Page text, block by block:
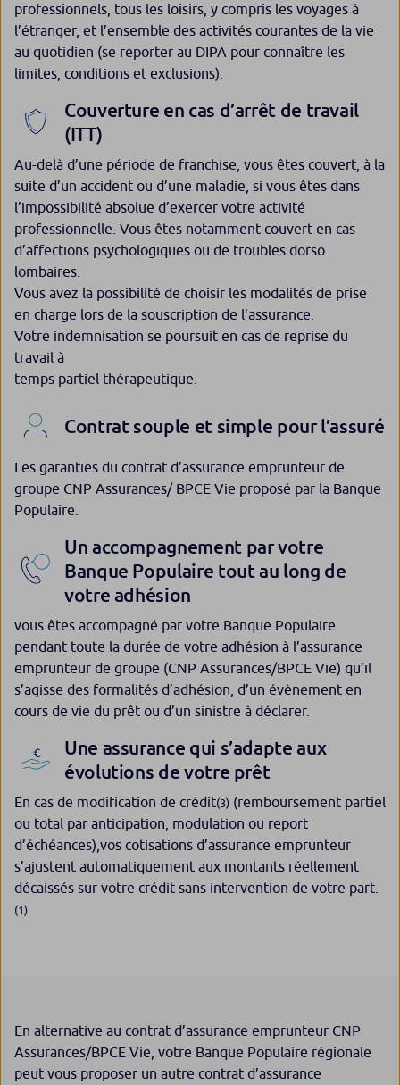
professionnels, tous les loisirs, y compris les voyages à
l’étranger, et l’ensemble des activités courantes de la vie
au quotidien (se reporter au DIPA pour connaître les
limites, conditions et exclusions).
Couverture en cas d’arrêt de travail
(ITT)
Au-delà d’une période de franchise, vous êtes couvert, à la
suite d’un accident ou d’une maladie, si vous êtes dans
l’impossibilité absolue d’exercer votre activité
professionnelle. Vous êtes notamment couvert en cas
d’affections psychologiques ou de troubles dorso
lombaires.
Vous avez la possibilité de choisir les modalités de prise
en charge lors de la souscription de l’assurance.
Votre indemnisation se poursuit en cas de reprise du
travail à
temps partiel thérapeutique.
Contrat souple et simple pour l’assuré
Les garanties du contrat d’assurance emprunteur de
groupe CNP Assurances/ BPCE Vie proposé par la Banque
Populaire.
Un accompagnement par votre
Banque Populaire tout au long de
votre adhésion
vous êtes accompagné par votre Banque Populaire
pendant toute la durée de votre adhésion à l’assurance
emprunteur de groupe (CNP Assurances/BPCE Vie) qu’il
s’agisse des formalités d’adhésion, d’un évènement en
cours de vie du prêt ou d’un sinistre à déclarer.
Une assurance qui s’adapte aux
évolutions de votre prêt
En cas de modification de crédit(3) (remboursement partiel
ou total par anticipation, modulation ou report
d’échéances),vos cotisations d’assurance emprunteur
s’ajustent automatiquement aux montants réellement
décaissés sur votre crédit sans intervention de votre part.
(1)
En alternative au contrat d’assurance emprunteur CNP
Assurances/BPCE Vie, votre Banque Populaire régionale
peut vous proposer un autre contrat d’assurance